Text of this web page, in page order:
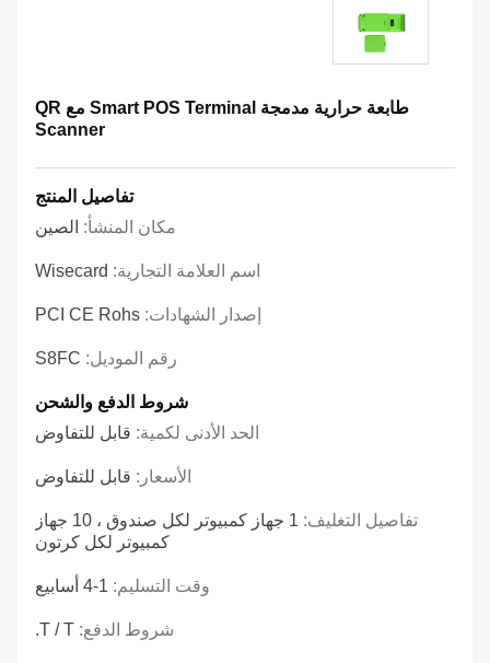
طابعة حرارية مدمجة Smart POS Terminal مع QR
Scanner
تفاصيل المنتج
مكان المنشأ: الصين
اسم العلامة التجارية: Wisecard
إصدار الشهادات: PCI CE Rohs
رقم الموديل: S8FC
شروط الدفع والشحن
الحد الأدنى لكمية: قابل للتفاوض
الأسعار: قابل للتفاوض
تفاصيل التغليف:
1 جهاز كمبيوتر لكل صندوق ، 10 جهاز
كمبيوتر لكل كرتون
وقت التسليم: 1-4 أسابيع
شروط الدفع: T / T.